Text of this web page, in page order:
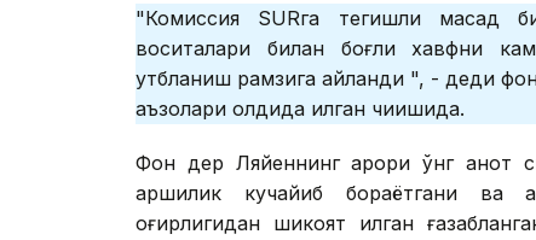
"Комиссия SURга тегишли мақсад
воситалари билан боғлиқ хавфни
қутбланиш рамзига айланди ", - деди
аъзолари олдида қилган чиқишида.
Фон дер Ляйеннинг қарори ўнг қанот
қаршилик кучайиб бораётгани ва
оғирлигидан шикоят қилган